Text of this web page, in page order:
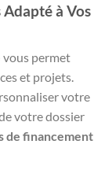
à Vos
vous permet
et projets.
votre
votre dossier
de financement